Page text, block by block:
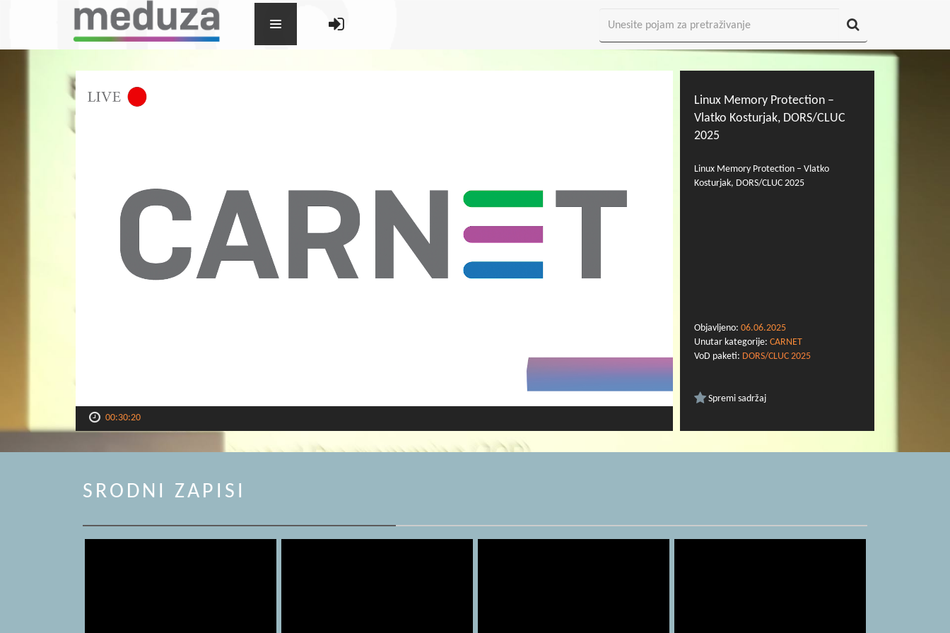
00:30:20
Linux Memory Protection –
Vlatko Kosturjak, DORS/CLUC
2025
Linux Memory Protection – Vlatko
Kosturjak, DORS/CLUC 2025
Objavljeno: 06.06.2025
Unutar kategorije: CARNET
VoD paketi: DORS/CLUC 2025
Spremi sadržaj
SRODNI ZAPISI